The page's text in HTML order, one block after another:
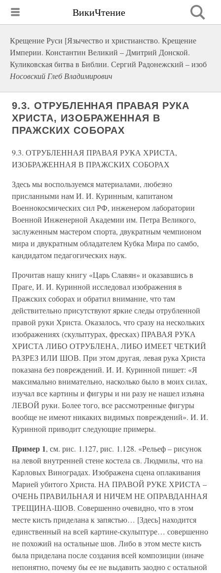
ВикиЧтение
Крещение Руси [Язычество и христианство. Крещение
Империи. Константин Великий – Дмитрий Донской.
Куликовская битва в Библии. Сергий Радонежский – изоб
Носовский Глеб Владимирович
9.3. ОТРУБЛЕННАЯ ПРАВАЯ РУКА
ХРИСТА, ИЗОБРАЖЕННАЯ В
ПРАЖСКИХ СОБОРАХ
9.3. ОТРУБЛЕННАЯ ПРАВАЯ РУКА ХРИСТА,
ИЗОБРАЖЕННАЯ В ПРАЖСКИХ СОБОРАХ
Здесь мы воспользуемся материалами, любезно
присланными нам И. И. Куринным, капитаном
Военнокосмических сил РФ, инженером лаборатории
Военной Инженерной Академии им. Петра Великого,
заслуженным мастером спорта, двукратным чемпионом
мира и двукратным обладателем Кубка Мира по самбо,
кандидатом педагогических наук.
Прочитав нашу книгу «Царь Славян» и оказавшись в
Праге, И. И. Куринной исследовал изображения в
Пражских соборах и обратил внимание, что там
действительно присутствуют яркие следы отрубленной
правой руки Христа. Оказалось, что сразу на нескольких
изображениях (скульптурах, фресках) ПРАВАЯ РУКА
ХРИСТА ЛИБО ОТРУБЛЕНА, ЛИБО ИМЕЕТ ЧЕТКИЙ
РАЗРЕЗ ИЛИ ШОВ. При этом другая, левая рука Христа
показана без повреждений. И. И. Куринной пишет: «Я
максимально внимательно, насколько было в моих силах,
изучал все картины и фигуры и ни разу не нашел изъяна
ЛЕВОЙ руки. Более того, все рассмотренные фигуры
вообще не имеют никаких видимых повреждений». И. И.
Куринной приводит следующие примеры.
Пример 1, см. рис. 1.127, рис. 1.128. «Рельеф – рисунок
на левой внутренней стене костела св. Людмилы, что на
Карловых Виноградах. Изображена сцена оплакивания
Марией убитого Христа. НА ПРАВОЙ РУКЕ ХРИСТА –
ОЧЕНЬ ПРАВИЛЬНАЯ И НИЧЕМ НЕ ОПРАВДАННАЯ
ТРЕЩИНА-ШОВ. Совершенно очевидно, что в этом
месте кисть приделана к запястью… [Здесь] находится
единственный на всей картине-скульптуре… совершенно
не похожий на остальные шов. Либо в этом месте кисть
была приделана после создания всей композиции (иначе
непонятно, почему бы ее не выдавить заодно с остальной